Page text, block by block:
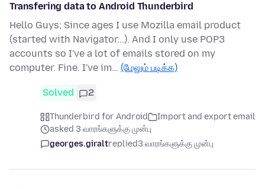
Transfering data to Android Thunderbird
Hello Guys; Since ages I use Mozilla email product
(started with Navigator...). And I only use POP3
accounts so I've a lot of emails stored on my
computer. Fine. I've im… (மேலும் படிக்க)
Solved 2
Thunderbird for Android
Import and export email
asked 3 வாரங்களுக்கு முன்பு
georges.giraltreplied3 வாரங்களுக்கு முன்பு